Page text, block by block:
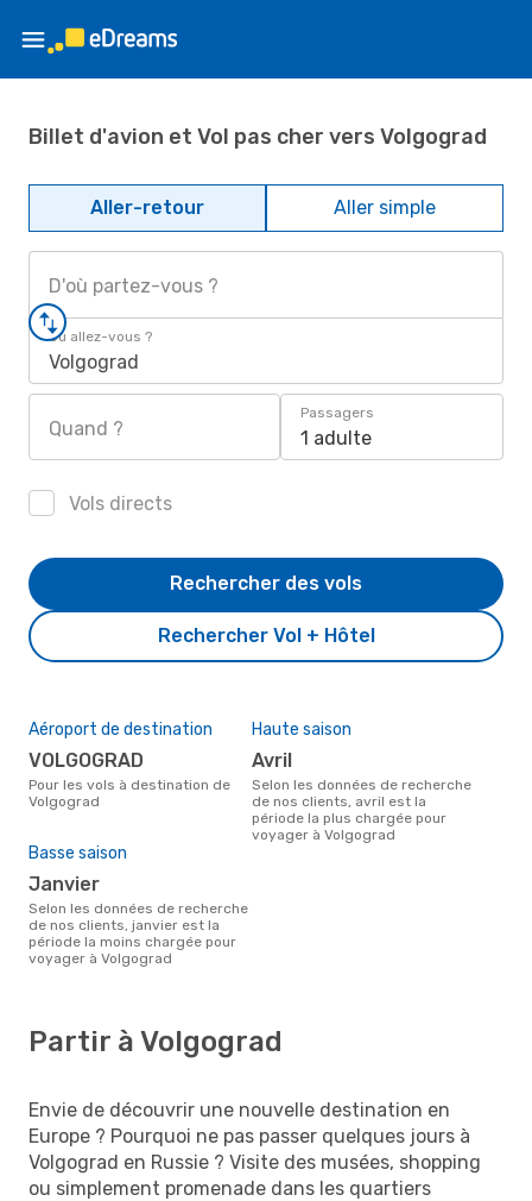
Billet d'avion et Vol pas cher vers Volgograd
Aller-retour Aller simple
D'où partez-vous ?
Où allez-vous ?
Volgograd
Quand ?
Passagers
1 adulte
Vols directs
Rechercher Vol + Hôtel
Rechercher des vols
Aéroport de destination
VOLGOGRAD
Pour les vols à destination de
Volgograd
Haute saison
avril
Selon les données de recherche
de nos clients, avril est la
période la plus chargée pour
voyager à Volgograd
Basse saison
janvier
Selon les données de recherche
de nos clients, janvier est la
période la moins chargée pour
voyager à Volgograd
Partir à Volgograd
Envie de découvrir une nouvelle destination en
Europe ? Pourquoi ne pas passer quelques jours à
Volgograd en Russie ? Visite des musées, shopping
ou simplement promenade dans les quartiers